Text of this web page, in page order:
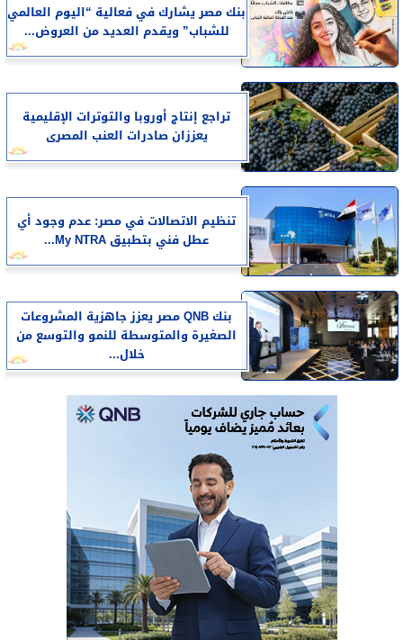
بنك مصر يشارك في فعالية “اليوم العالمي
للشباب” ويقدم العديد من العروض...
تراجع إنتاج أوروبا والتوترات الإقليمية
يعززان صادرات العنب المصرى
تنظيم الاتصالات في مصر: عدم وجود أي
عطل فني بتطبيق My NTRA...
بنك QNB مصر يعزز جاهزية المشروعات
الصغيرة والمتوسطة للنمو والتوسع من
خلال...